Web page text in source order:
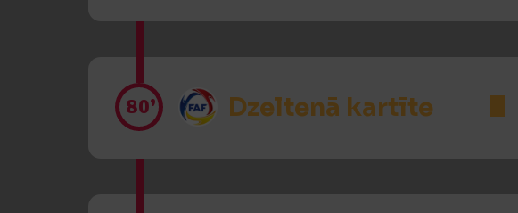
80’ Dzeltenā kartīte